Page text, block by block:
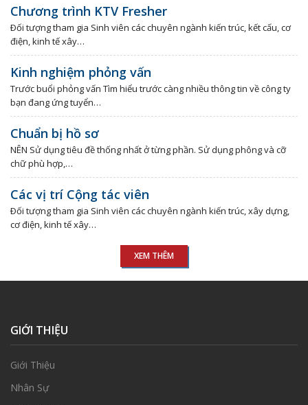
Chương trình KTV Fresher
Ðối tượng tham gia Sinh viên các chuyên ngành kiến trúc, kết cấu, cơ
điện, kinh tế xây…
Kinh nghiệm phỏng vấn
Trước buổi phỏng vấn Tìm hiểu trước càng nhiều thông tin về công ty
bạn đang ứng tuyển…
Chuẩn bị hồ sơ
NÊN Sử dụng tiêu đề thống nhất ở từng phần. Sử dụng phông và cỡ
chữ phù hợp,…
Các vị trí Cộng tác viên
Ðối tượng tham gia Sinh viên các chuyên ngành kiến trúc, xây dựng,
cơ điện, kinh tế xây…
XEM THÊM
GIỚI THIỆU
Giới Thiệu
Nhân Sự